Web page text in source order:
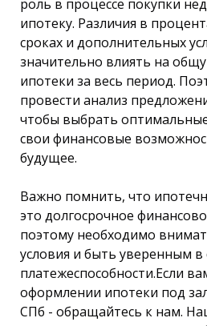
роль в процессе покупки
ипотеку. Различия в
сроках и дополнительных
значительно влиять на
ипотеки за весь период.
провести анализ
чтобы выбрать
свои финансовые
будущее.
Важно помнить, что
это долгосрочное
поэтому необходимо
условия и быть уверенным в
платежеспособности.Если
оформлении ипотеки под
СПб - обращайтесь к нам.